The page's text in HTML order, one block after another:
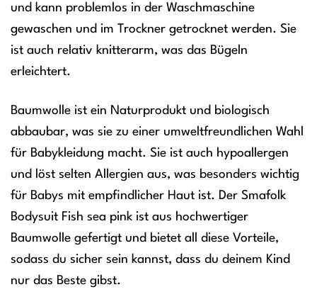
und kann problemlos in der Waschmaschine
gewaschen und im Trockner getrocknet werden. Sie
ist auch relativ knitterarm, was das Bügeln
erleichtert.
Baumwolle ist ein Naturprodukt und biologisch
abbaubar, was sie zu einer umweltfreundlichen Wahl
für Babykleidung macht. Sie ist auch hypoallergen
und löst selten Allergien aus, was besonders wichtig
für Babys mit empfindlicher Haut ist. Der Smafolk
Bodysuit Fish sea pink ist aus hochwertiger
Baumwolle gefertigt und bietet all diese Vorteile,
sodass du sicher sein kannst, dass du deinem Kind
nur das Beste gibst.